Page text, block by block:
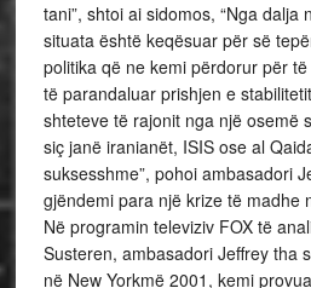
tani”, shtoi ai sidomos, “Nga dalja
situata është keqësuar për së
politika që ne kemi përdorur për
të parandaluar prishjen e
shteteve të rajonit nga një osemë
siç janë iranianët, ISIS ose al
suksesshme”, pohoi ambasadori
gjëndemi para një krize të madhe
Në programin televiziv FOX të
Susteren, ambasadori Jeffrey tha
në New Yorkmë 2001, kemi